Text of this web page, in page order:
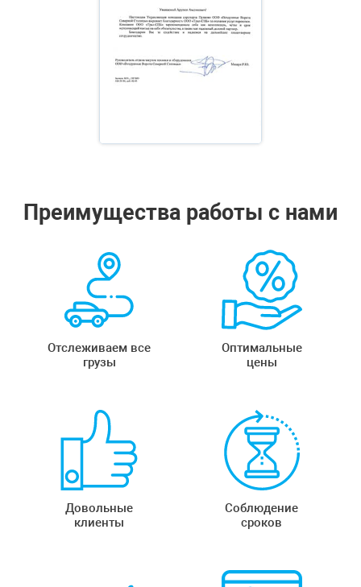
Преимущества работы с нами
Отслеживаем все
грузы
Оптимальные
цены
Довольные
клиенты
Соблюдение
сроков